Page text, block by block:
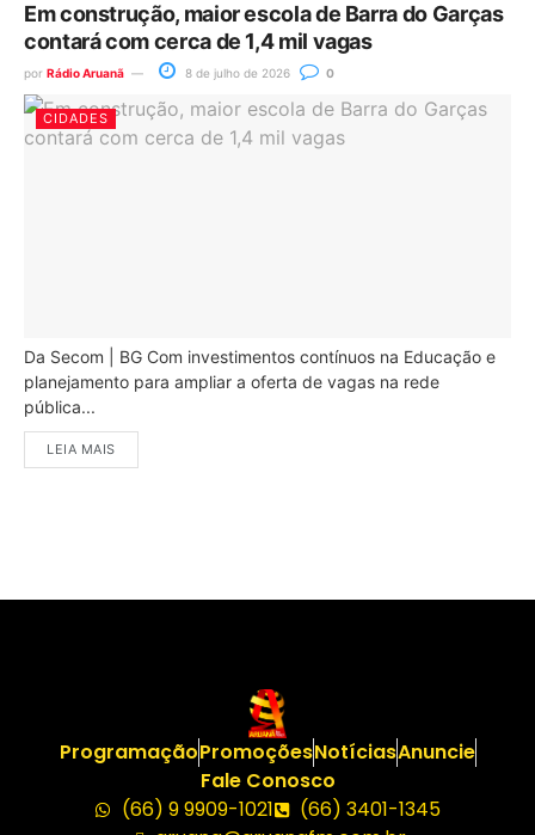
Em construção, maior escola de Barra do Garças
contará com cerca de 1,4 mil vagas
por Rádio Aruanã 8 de julho de 2026 0
CIDADES
Da Secom | BG Com investimentos contínuos na Educação e
planejamento para ampliar a oferta de vagas na rede
pública...
LEIA MAIS
ProgramaçãoPromoçõesNotíciasAnuncie
Fale Conosco
(66) 9 9909-1021
(66) 3401-1345